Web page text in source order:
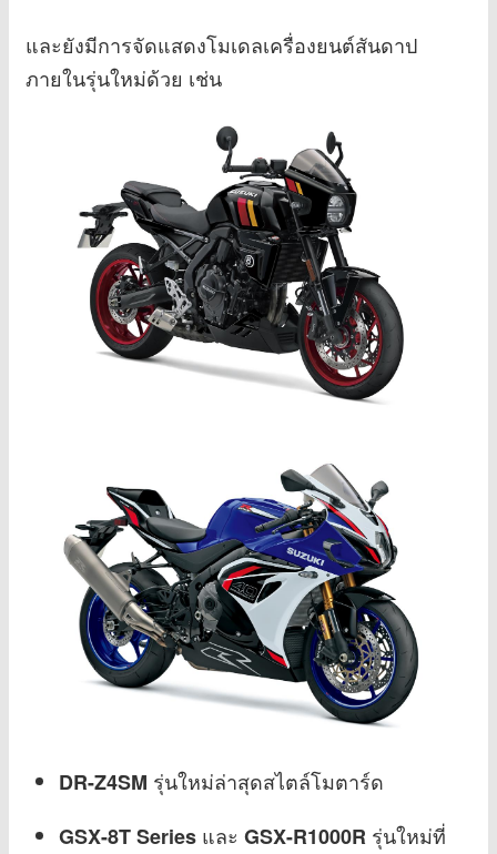
และยังมีการจัดแสดงโมเดลเครื่องยนต์สันดาป
ภายในรุ่นใหม่ด้วย เช่น
DR-Z4SM รุ่นใหม่ล่าสุดสไตล์โมตาร์ด
GSX-8T Series และ GSX-R1000R รุ่นใหม่ที่